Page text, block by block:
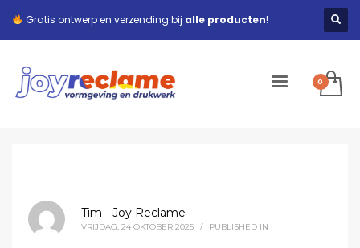
Gratis ontwerp en verzending bij alle producten!
Tim - Joy Reclame
VRIJDAG, 24 OKTOBER 2025 / PUBLISHED IN